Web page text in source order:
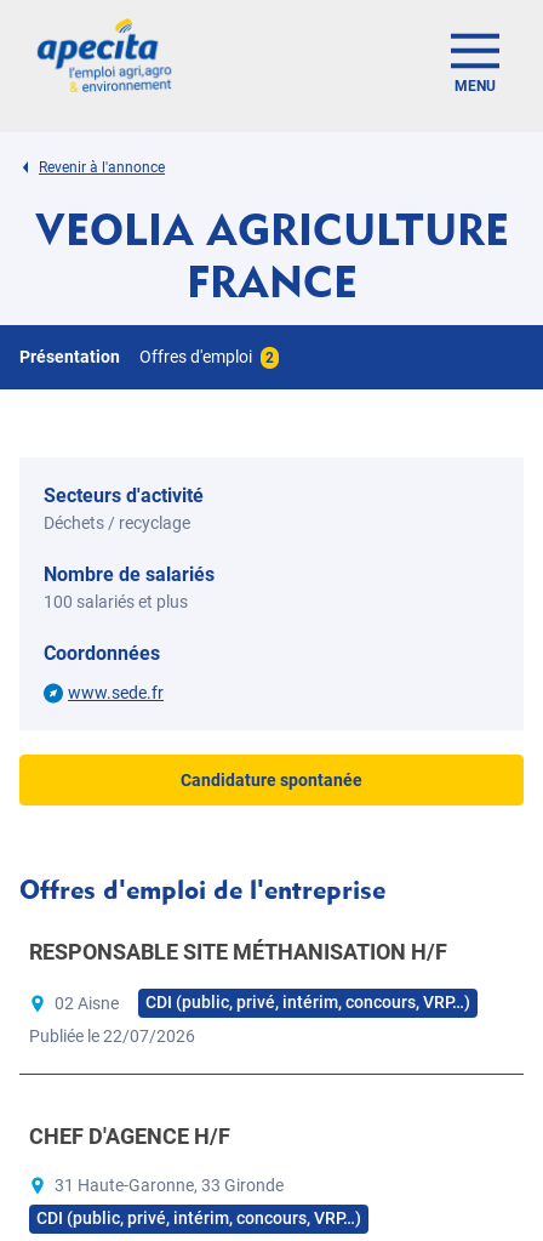
MENU
Revenir à l'annonce
VEOLIA AGRICULTURE
FRANCE
Présentation Offres d'emploi 2
Secteurs d'activité
Déchets / recyclage
Nombre de salariés
100 salariés et plus
Coordonnées
www.sede.fr
Candidature spontanée
Offres d'emploi de l'entreprise
RESPONSABLE SITE MÉTHANISATION H/F
02 Aisne
CDI (public, privé, intérim, concours, VRP…)
Publiée le 22/07/2026
CHEF D'AGENCE H/F
31 Haute-Garonne, 33 Gironde
CDI (public, privé, intérim, concours, VRP…)